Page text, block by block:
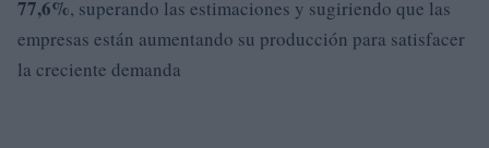
77,6%, superando las estimaciones y sugiriendo que las
empresas están aumentando su producción para satisfacer
la creciente demanda